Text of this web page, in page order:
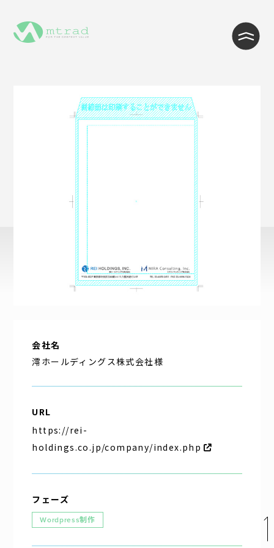
会社名
澪ホールディングス株式会社様
URL
https://rei-
holdings.co.jp/company/index.php
フェーズ
Wordpress制作
WEB制作・Wordpress制作
WEB開発・システム開発
インフラ・クラウド構築
ITサポート・ヘルプデスク・コール
センター
アクセス
お問い合わせ
パートナー募集